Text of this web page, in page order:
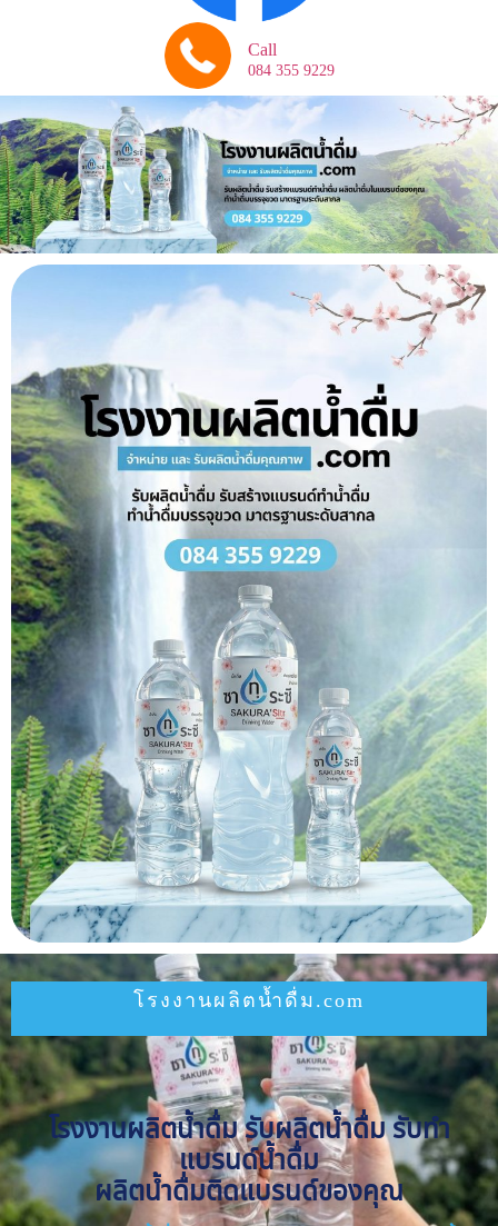
Call
084 355 9229
โรงงานผลิตน้ำดื่ม.com
โรงงานผลิตน้ำดื่ม รับผลิตน้ำดื่ม รับทำ
แบรนด์น้ำดื่ม
ผลิตน้ำดื่มติดแบรนด์ของคุณ